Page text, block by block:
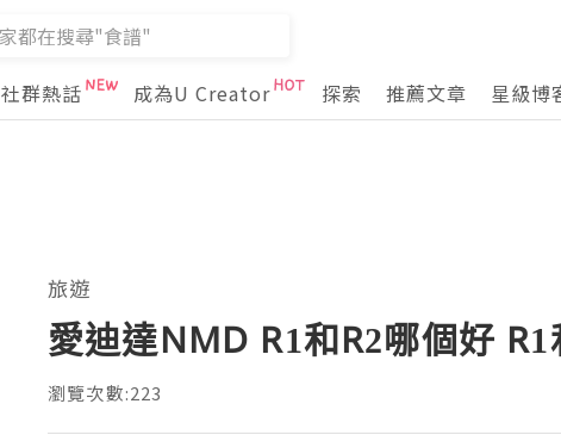
社群熱話 成為U Creator 探索 推薦文章 星級博
旅遊
愛迪達NMD R1和R2哪個好
瀏覽次數:223